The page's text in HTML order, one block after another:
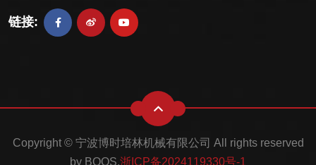
链接:
Copyright © 宁波博时培林机械有限公司 All rights reserved
by BOOS.浙ICP备2024119330号-1